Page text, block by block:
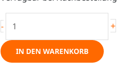
-
für
das
Aufstelldach,
VW
ID
+
IN DEN WARENKORB